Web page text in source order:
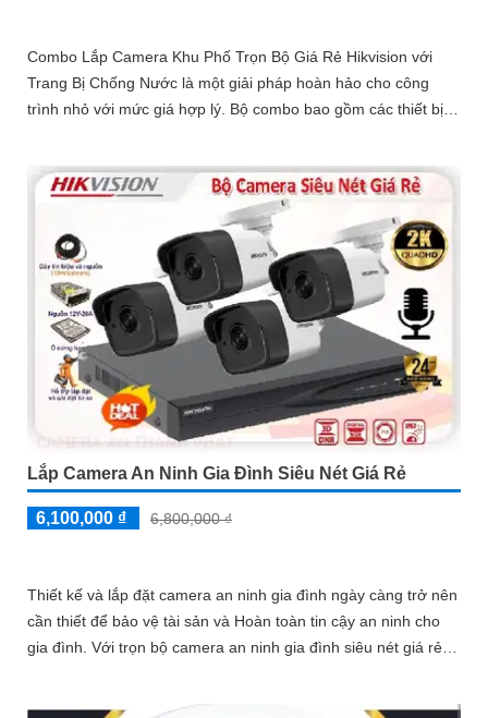
Combo Lắp Camera Khu Phố Trọn Bộ Giá Rẻ Hikvision với
Trang Bị Chống Nước là một giải pháp hoàn hảo cho công
trình nhỏ với mức giá hợp lý. Bộ combo bao gồm các thiết bị
Lắp Camera An Ninh Gia Đình Siêu Nét Giá Rẻ
6,100,000 ₫ 6,800,000 ₫
Thiết kế và lắp đặt camera an ninh gia đình ngày càng trở nên
cần thiết để bảo vệ tài sản và Hoàn toàn tin cậy an ninh cho
gia đình. Với trọn bộ camera an ninh gia đình siêu nét giá rẻ